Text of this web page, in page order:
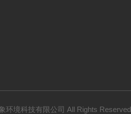
环境科技有限公司 All Rights